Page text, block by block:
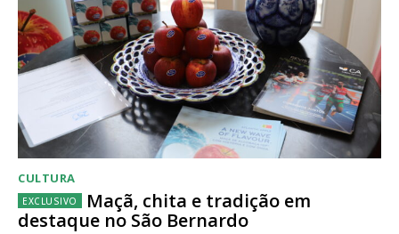
CULTURA
Maçã, chita e tradição em
destaque no São Bernardo